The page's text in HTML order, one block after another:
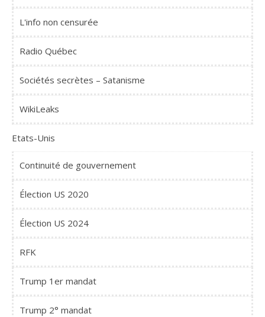
L'info non censurée
Radio Québec
Sociétés secrètes – Satanisme
WikiLeaks
Etats-Unis
Continuité de gouvernement
Élection US 2020
Élection US 2024
RFK
Trump 1er mandat
Trump 2° mandat